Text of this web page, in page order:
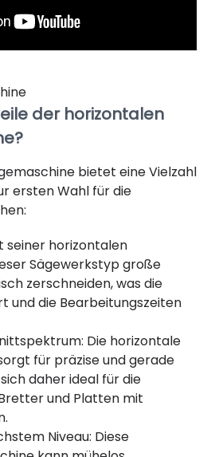
der horizontalen
bietet eine Vielzahl
ersten Wahl für die
seiner horizontalen
Sägewerkstyp große
zerschneiden, was die
und die Bearbeitungszeiten
Die horizontale
für präzise und gerade
daher ideal für die
und Platten mit
Niveau: Diese